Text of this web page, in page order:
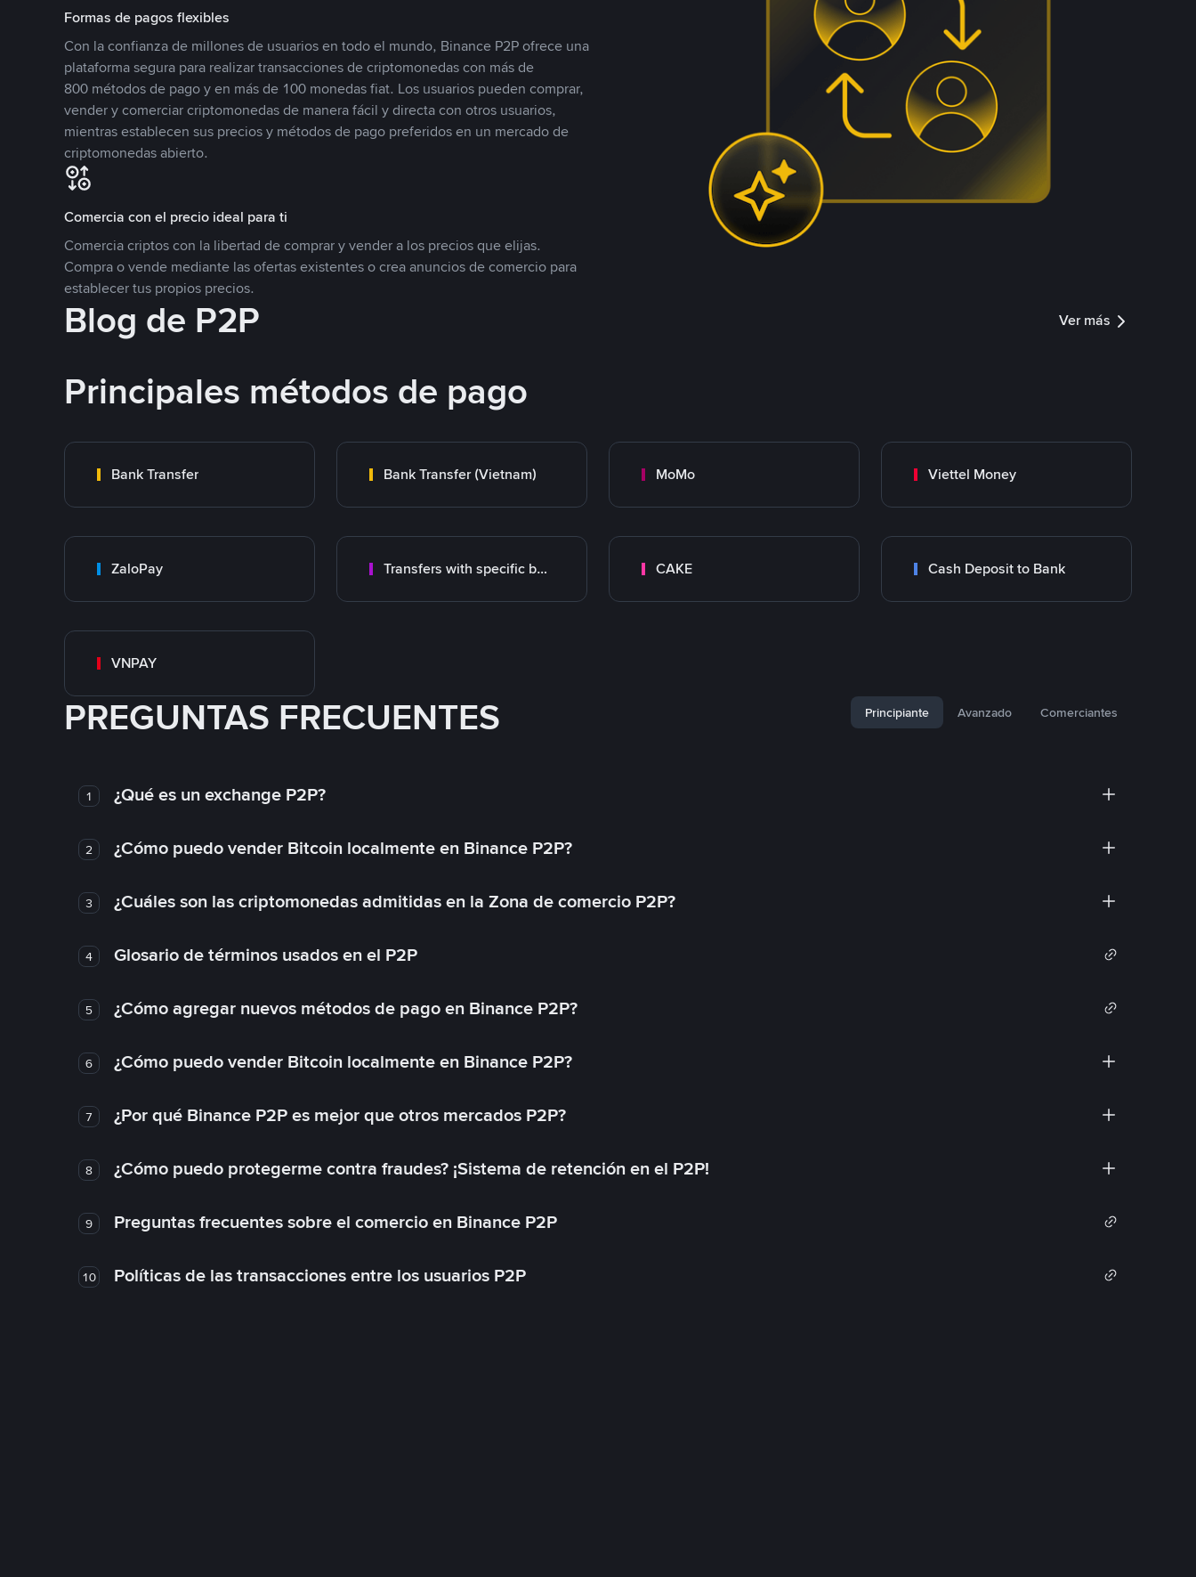
Formas de pagos flexibles
Con la confianza de millones de usuarios en todo el mundo, Binance P2P ofrece una
plataforma segura para realizar transacciones de criptomonedas con más de
800 métodos de pago y en más de 100 monedas fiat. Los usuarios pueden comprar,
vender y comerciar criptomonedas de manera fácil y directa con otros usuarios,
mientras establecen sus precios y métodos de pago preferidos en un mercado de
criptomonedas abierto.
Comercia con el precio ideal para ti
Comercia criptos con la libertad de comprar y vender a los precios que elijas.
Compra o vende mediante las ofertas existentes o crea anuncios de comercio para
establecer tus propios precios.
Blog de P2P Ver más
Principales métodos de pago
Bank Transfer Bank Transfer (Vietnam) MoMo Viettel Money
ZaloPay Transfers with specific bank CAKE Cash Deposit to Bank
VNPAY
PREGUNTAS FRECUENTES Principiante Avanzado Comerciantes
1 ¿Qué es un exchange P2P?
2 ¿Cómo puedo vender Bitcoin localmente en Binance P2P?
3 ¿Cuáles son las criptomonedas admitidas en la Zona de comercio P2P?
4 Glosario de términos usados en el P2P
5 ¿Cómo agregar nuevos métodos de pago en Binance P2P?
6 ¿Cómo puedo vender Bitcoin localmente en Binance P2P?
7 ¿Por qué Binance P2P es mejor que otros mercados P2P?
8 ¿Cómo puedo protegerme contra fraudes? ¡Sistema de retención en el P2P!
9 Preguntas frecuentes sobre el comercio en Binance P2P
10 Políticas de las transacciones entre los usuarios P2P